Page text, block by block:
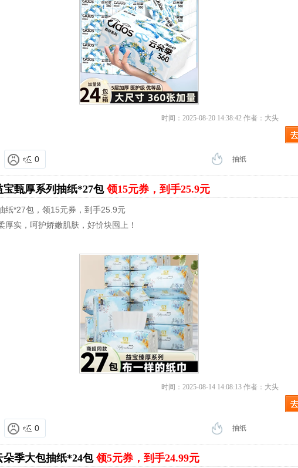
时间：2025-08-20 14:38:42 作者：大头
0 抽纸
宝甄厚系列抽纸*27包领15元券，到手25.9元
纸*27包，领15元券，到手25.9元
厚实，呵护娇嫩肌肤，好忦块囤上！
时间：2025-08-14 14:08:13 作者：大头
0 抽纸
朵季大包抽纸*24包领5元券，到手24.99元